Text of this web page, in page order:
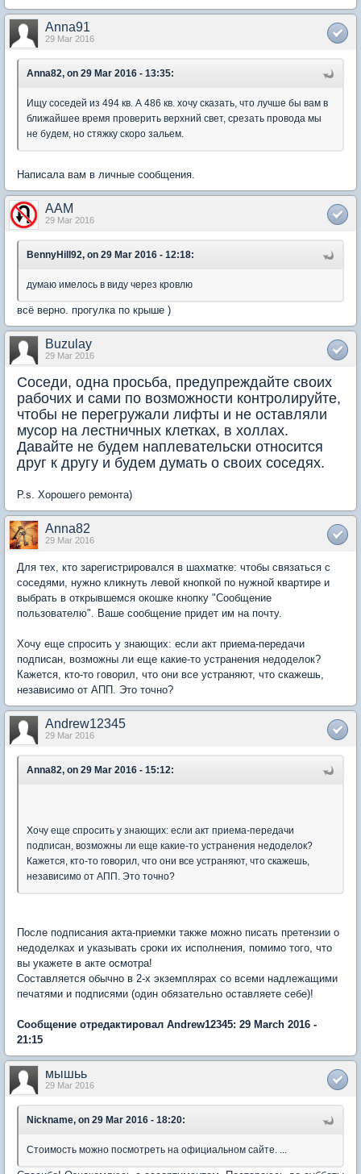
Anna91
29 Mar 2016
Anna82, on 29 Mar 2016 - 13:35:
Ищу соседей из 494 кв. А 486 кв. хочу сказать, что лучше бы вам в
ближайшее время проверить верхний свет, срезать провода мы
не будем, но стяжку скоро зальем.
Написала вам в личные сообщения.
AAM
29 Mar 2016
BennyHill92, on 29 Mar 2016 - 12:18:
думаю имелось в виду через кровлю
всё верно. прогулка по крыше )
Buzulay
29 Mar 2016
Соседи, одна просьба, предупреждайте своих
рабочих и сами по возможности контролируйте,
чтобы не перегружали лифты и не оставляли
мусор на лестничных клетках, в холлах.
Давайте не будем наплевательски относится
друг к другу и будем думать о своих соседях.
P.s. Хорошего ремонта)
Anna82
29 Mar 2016
Для тех, кто зарегистрировался в шахматке: чтобы связаться с
соседями, нужно кликнуть левой кнопкой по нужной квартире и
выбрать в открывшемся окошке кнопку "Сообщение
пользователю". Ваше сообщение придет им на почту.
Хочу еще спросить у знающих: если акт приема-передачи
подписан, возможны ли еще какие-то устранения недоделок?
Кажется, кто-то говорил, что они все устраняют, что скажешь,
независимо от АПП. Это точно?
Andrew12345
29 Mar 2016
Anna82, on 29 Mar 2016 - 15:12:
Хочу еще спросить у знающих: если акт приема-передачи
подписан, возможны ли еще какие-то устранения недоделок?
Кажется, кто-то говорил, что они все устраняют, что скажешь,
независимо от АПП. Это точно?
После подписания акта-приемки также можно писать претензии о
недоделках и указывать сроки их исполнения, помимо того, что
вы укажете в акте осмотра!
Составляется обычно в 2-х экземплярах со всеми надлежащими
печатями и подписями (один обязательно оставляете себе)!
Сообщение отредактировал Andrew12345: 29 March 2016 -
21:15
мышьь
29 Mar 2016
Nickname, on 29 Mar 2016 - 18:20:
Стоимость можно посмотреть на официальном сайте. ...